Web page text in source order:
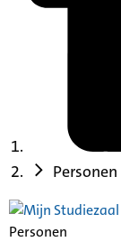
Personen
Personen